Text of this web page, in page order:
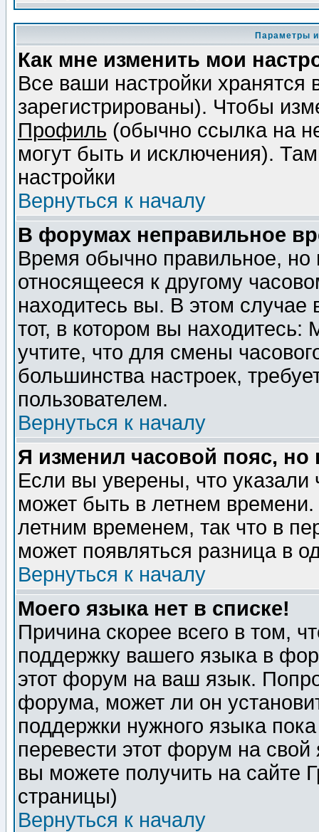
Параметры
Как мне изменить мои
Все ваши настройки
зарегистрированы). Чтобы
Профиль (обычно ссылка на
могут быть и исключения).
настройки
Вернуться к началу
В форумах неправильное
Время обычно правильное,
относящееся к другому
находитесь вы. В этом
тот, в котором вы
учтите, что для смены
большинства настроек,
пользователем.
Вернуться к началу
Я изменил часовой пояс,
Если вы уверены, что указали
может быть в летнем
летним временем, так что в
может появляться разница в
Вернуться к началу
Моего языка нет в списке!
Причина скорее всего в том,
поддержку вашего языка в
этот форум на ваш язык.
форума, может ли он
поддержки нужного языка
перевести этот форум на
вы можете получить на сайте
страницы)
Вернуться к началу